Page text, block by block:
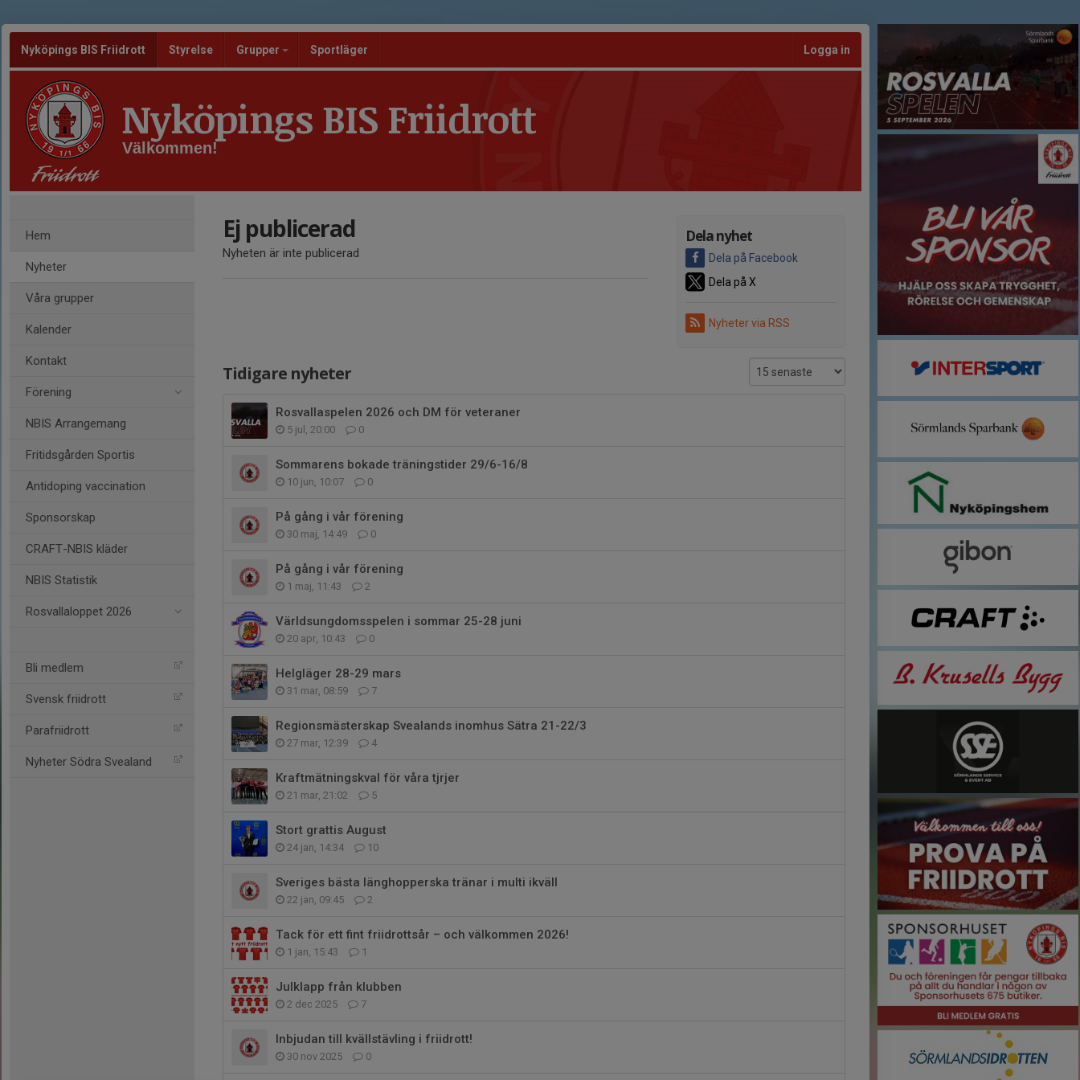
Nyköpings BIS Friidrott Styrelse Grupper Sportläger Logga in
Nyköpings BIS Friidrott
Välkommen!
Hem
Nyheter
Våra grupper
Kalender
Kontakt
Förening
NBIS Arrangemang
Fritidsgården Sportis
Antidoping vaccination
Sponsorskap
CRAFT-NBIS kläder
NBIS Statistik
Rosvallaloppet 2026
Bli medlem
Svensk friidrott
Parafriidrott
Nyheter Södra Svealand
Dela nyhet
Dela på Facebook
Dela på X
Nyheter via RSS
Ej publicerad
Nyheten är inte publicerad
Tidigare nyheter
Rosvallaspelen 2026 och DM för veteraner
5 jul, 20:00 0
Sommarens bokade träningstider 29/6-16/8
10 jun, 10:07 0
På gång i vår förening
30 maj, 14:49 0
På gång i vår förening
1 maj, 11:43 2
Världsungdomsspelen i sommar 25-28 juni
20 apr, 10:43 0
Helgläger 28-29 mars
31 mar, 08:59 7
Regionsmästerskap Svealands inomhus Sätra 21-22/3
27 mar, 12:39 4
Kraftmätningskval för våra tjrjer
21 mar, 21:02 5
Stort grattis August
24 jan, 14:34 10
Sveriges bästa länghopperska tränar i multi ikväll
22 jan, 09:45 2
Tack för ett fint friidrottsår – och välkommen 2026!
1 jan, 15:43 1
Julklapp från klubben
2 dec 2025 7
Inbjudan till kvällstävling i friidrott!
30 nov 2025 0